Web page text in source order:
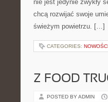
nie jest jedynie zwykły
chcą rozwijać swoje
świeżym powietrzu. […]
CATEGORIES:
Z FOOD
POSTED BY ADMIN